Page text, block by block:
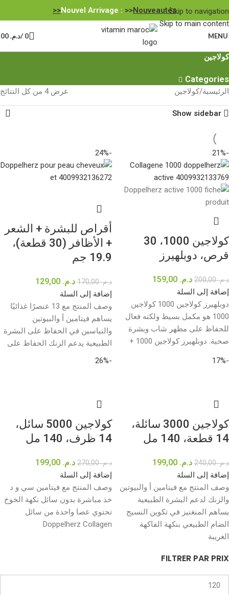
Skip to navigation
Skip to main content
Nouvel Arrivage : >>Nouveautés<<
MENU
0
/د.م.
كولاجين
Categories
FILTRER PAR PRIX
الرئيسية كولاجين عرض ⁦4⁩ من كل النتائج
Show sidebar
-21%
كولاجين 1000، 30
قرص، دوبلهيرز
د.م.200,00 د.م.
إضافة إلى السلة
دوبلهيرز كولاجين 1000 كولاجين
1000 هو مكمل بسيط ولكنه فعال
للحفاظ على مظهر شاب وبشرة
صحية. دوبلهيرز كولاجين 1000 +
-24%
أقراص للبشرة + الشعر
+ الأظافر (30 قطعة)،
19.9 جم
د.م.170,00 د.م.
إضافة إلى السلة
وصف المنتج مع 13 عنصرًا غذائيًا
يساهم فيتامين أ والبيوتين
والنياسين في الحفاظ على البشرة
الطبيعية يدعم الزنك الحفاظ على
-17%
كولاجين 3000 سائلة،
14 قطعة، 140 مل
د.م.240,00 د.م.
إضافة إلى السلة
وصف المنتج مع فيتامين أ والبيوتين
والزنك لدعم البشرة الطبيعية
يساهم المنغنيز في تكوين النسيج
الضام الطبيعي بنكهة الفاكهة
الغريبة
-26%
كولاجين 5000 سائل،
14 ظرف، 140 مل
د.م.270,00 د.م.
إضافة إلى السلة
وصف المنتج مع فيتامين سي و د
خذ مباشرة بدون سائل نكهة الخوخ
تحتوي عصا واحدة من سائل
Doppelherz Collagen